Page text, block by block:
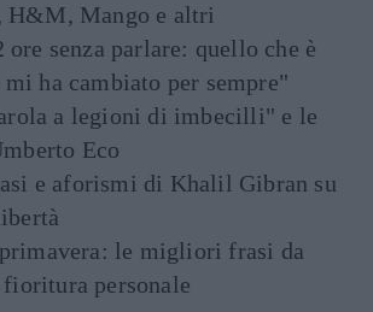
H&M, Mango e altri
senza parlare: quello che è
mi ha cambiato per sempre"
a legioni di imbecilli" e le
Eco
e aforismi di Khalil Gibran su
le migliori frasi da
personale